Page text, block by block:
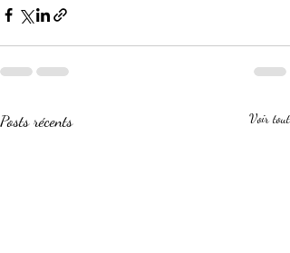
Posts récents Voir tout